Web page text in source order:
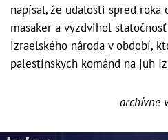
napísal, že udalosti spred roka
masaker a vyzdvihol
izraelského národa v období,
palestínskych kománd na juh
archívne